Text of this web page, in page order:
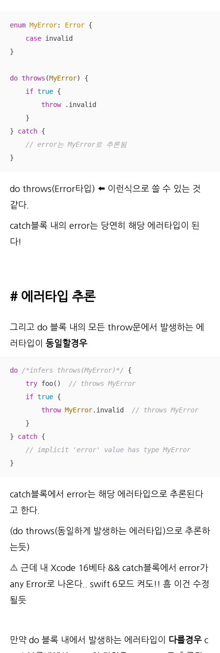
enum MyError: Error {
case invalid
}
do throws (MyError) {
if true {
throw .invalid
    }
} catch {
// error는 MyError로 추론됨
}
do throws(Error타입) ⬅️ 이런식으로 쓸 수 있는 것
같다.
catch블록 내의 error는 당연히 해당 에러타입이 된
다!
# 에러타입 추론
그리고 do 블록 내의 모든 throw문에서 발생하는 에
러타입이 동일할경우
do /*infers throws(MyError)*/ {
try foo()
// throws MyError
if true {
throw MyError.invalid
// throws MyError
    }
} catch {
// implicit 'error' value has type MyError
}
catch블록에서 error는 해당 에러타입으로 추론된다
고 한다.
(do throws(동일하게 발생하는 에러타입)으로 추론하
는듯)
⚠️ 근데 내 Xcode 16베타 && catch블록에서 error가
any Error로 나온다.. swift 6모드 켜도!! 흠 이건 수정
될듯
만약 do 블록 내에서 발생하는 에러타입이 다를경우 c